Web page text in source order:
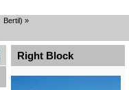
Bertil) »
Right Block